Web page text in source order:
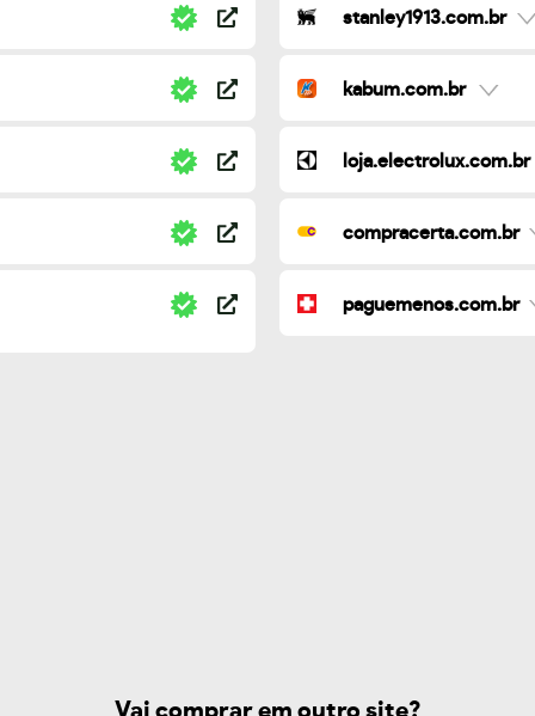
stanley1913.com.br
kabum.com.br
loja.electrolux.com.br
compracerta.com.br
paguemenos.com.br
Vai comprar em outro site?